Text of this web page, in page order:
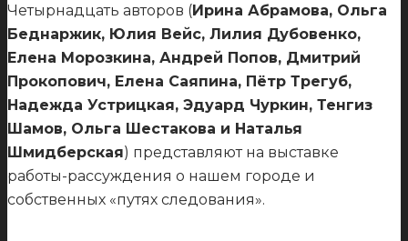
Четырнадцать авторов (Ирина Абрамова, Ольга
Беднаржик, Юлия Вейс, Лилия Дубовенко,
Елена Морозкина, Андрей Попов, Дмитрий
Прокопович, Елена Саяпина, Пётр Трегуб,
Надежда Устрицкая, Эдуард Чуркин, Тенгиз
Шамов, Ольга Шестакова и Наталья
Шмидберская) представляют на выставке
работы-рассуждения о нашем городе и
собственных «путях следования».